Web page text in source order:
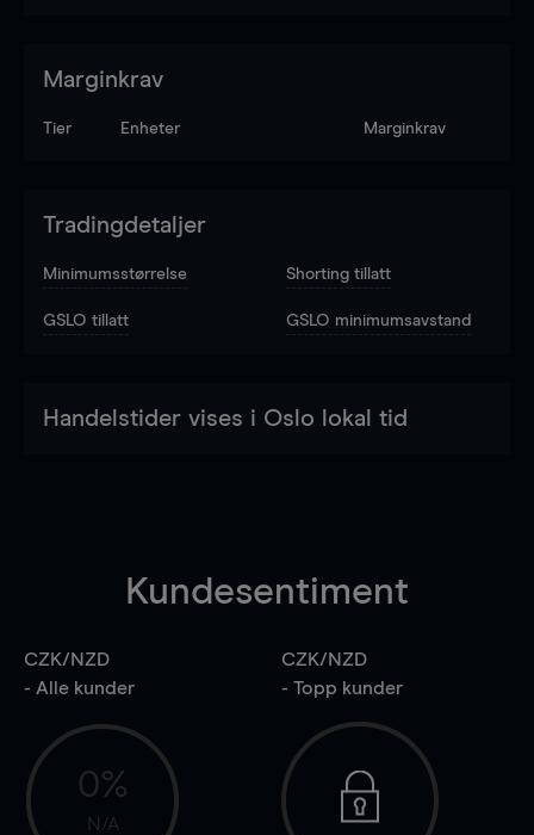
Marginkrav
Tier Enheter Marginkrav
Tradingdetaljer
Minimumsstørrelse Shorting tillatt
GSLO tillatt GSLO minimumsavstand
Handelstider vises i Oslo lokal tid
Kundesentiment
CZK/NZD
- Alle kunder
0%
N/A
CZK/NZD
- Topp kunder